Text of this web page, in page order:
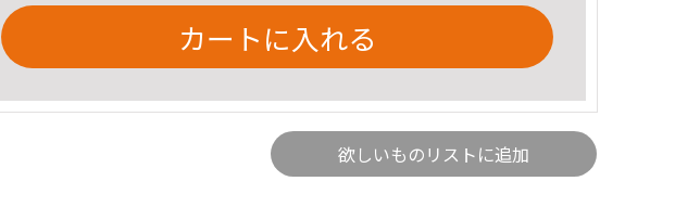
カートに入れる
欲しいものリストに追加